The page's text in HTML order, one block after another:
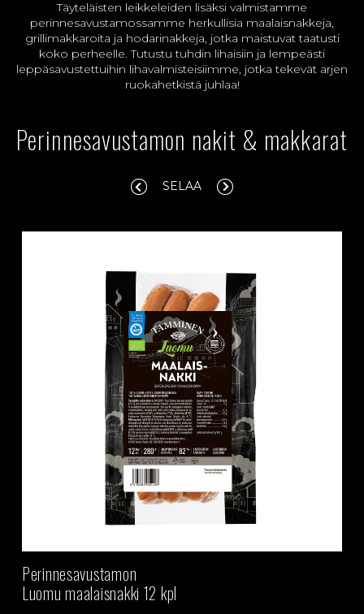
Täyteläisten leikkeleiden lisäksi valmistamme
perinnesavustamossamme herkullisia maalaisnakkeja,
grillimakkaroita ja hodarinakkeja, jotka maistuvat taatusti
koko perheelle. Tutustu tuhdin lihaisiin ja lempeästi
leppäsavustettuihin lihavalmisteisiimme, jotka tekevät arjen
ruokahetkistä juhlaa!
Perinnesavustamon nakit & makkarat
SELAA
Perinnesavustamon
Luomu maalaisnakki 12 kpl